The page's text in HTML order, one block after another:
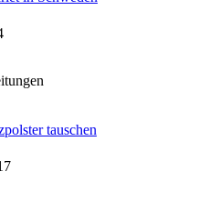
tauschen